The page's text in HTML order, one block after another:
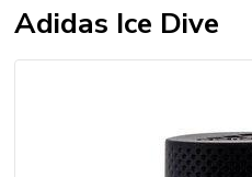
Adidas Ice Dive